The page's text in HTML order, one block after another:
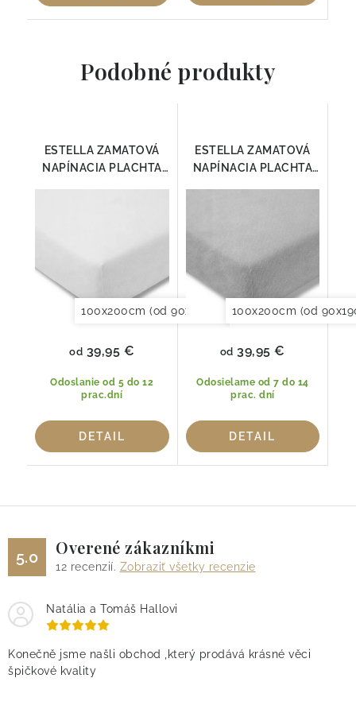
Podobné produkty
ESTELLA ZAMATOVÁ
NAPÍNACIA PLACHTA
100x200cm (od 90x190 do 120x220cm)
Odoslanie od 5 do 12
prac.dní
od 39,95 €
DETAIL
ESTELLA ZAMATOVÁ
NAPÍNACIA PLACHTA
100x200cm (od
Odosielame od 7 do 14
prac. dní
od 39,95 €
DETAIL
5.0 Overené zákazníkmi
12 recenzií. Zobraziť všetky recenzie
Natália a Tomáš Hallovi
Konečně jsme našli obchod ,který prodává krásné věci
špičkové kvality